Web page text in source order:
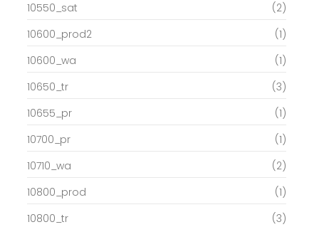
10550_sat
(2)
10600_prod2
(1)
10600_wa
(1)
10650_tr
(3)
10655_pr
(1)
10700_pr
(1)
10710_wa
(2)
10800_prod
(1)
10800_tr
(3)